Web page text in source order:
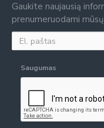
Gaukite naujausią
prenumeruodami
Saugumas